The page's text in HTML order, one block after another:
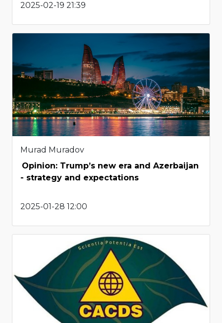
2025-02-19 21:39
Murad Muradov
Opinion: Trump’s new era and Azerbaijan
- strategy and expectations
2025-01-28 12:00